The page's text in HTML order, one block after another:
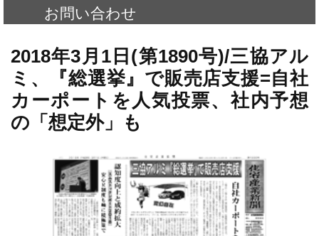
お問い合わせ
2018年3月1日(第1890号)/三協アル
ミ、『総選挙』で販売店支援=自社
カーポートを人気投票、社内予想
の「想定外」も